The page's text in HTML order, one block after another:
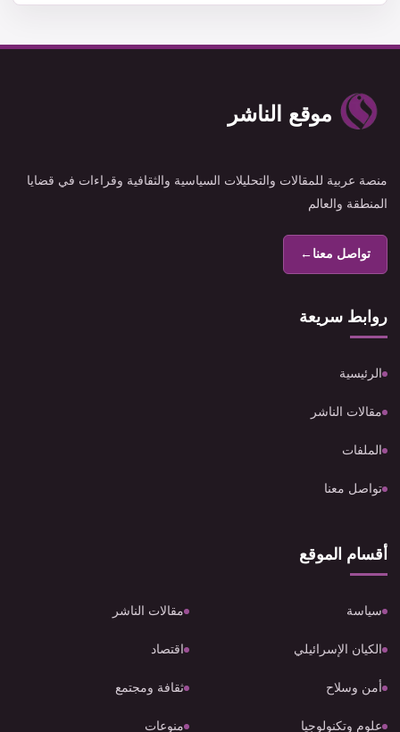
موقع الناشر
منصة عربية للمقالات والتحليلات السياسية والثقافية وقراءات في قضايا
المنطقة والعالم
تواصل معنا←
روابط سريعة
الرئيسية
مقالات الناشر
الملفات
تواصل معنا
أقسام الموقع
سياسة مقالات الناشر
الكيان الإسرائيلي اقتصاد
أمن وسلاح ثقافة ومجتمع
علوم وتكنولوجيا منوعات